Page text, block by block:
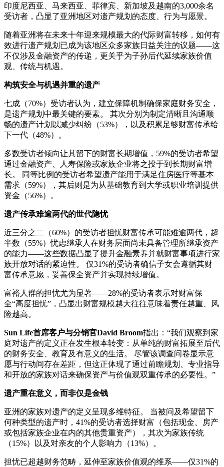
印度尼西亚、马来西亚、菲律宾、新加坡及越南的3,000余名
受访者，凸显了亚洲地区对遗产规划的态度、行为与愿景。
随着亚洲将在未来十年迎来规模最大的代际财富转移，如何有
效进行遗产规划已成为该地区众多家族日益关注的议题——这
不仅涉及金融资产的传递，更关乎为子孙后代延续家族价值
观、传统与机遇。
构筑安全与机遇并重的遗产
七成（70%）受访者认为，建立保障机制确保家庭财务安全，
是遗产规划中最关键的要素。 其次分别为制定清晰且沟通顺
畅的遗产计划以减少纠纷（53%），以及积累足够财富传承给
下一代（48%）。
多数受访者倾向让其留下的财富长期增值，59%的受访者希望
通过金融资产、人寿保险或家族企业将之投于到长期财富增
长。 同等比例的受访者希望遗产能用于满足住房医疗等基本
需求（59%），其后则是为从基础教育到大学或职业培训提供
资金（56%）。
遗产传承难逾两代的世代隐忧
近三分之二（60%）的受访者担忧财富传承可能难逾两代，超
半数（55%）忧虑继承人在财务层面尚未具备管理所继承资产
的能力——这些数据凸显了提升金融素养并就财富事项进行家
族开放对话的紧迫性。 仅31%的受访者确信子女会遵循其财
富传承意愿，妥善保全资产并实现持续增值。
富裕人群的担忧尤为显著——28%的受访者表示对财富保
全“高度担忧”，凸显出财富规模越大往往意味着责任越重、风
险越高。
Sun Life首席客户与分销官David Broom指出：“我们观察到家
庭对遗产的定义正在发生根本转变：从单纯的财富拓展至后代
的财务安全、教育及有意义的生活。 尽管该调查问卷显示意
愿与行动间存在差距，但这正体现了通过前瞻规划、专业指导
和开放的家族对话来确保资产与价值观双重传承的必要性。”
遗产重在意义，而非仅是金钱
亚洲的家族对遗产的定义呈现多维特征。 当被问及希望留下
何种类型的遗产时，41%的受访者选择财富（包括现金、房产
或包括家族企业在内的其他贵重资产），其次为家族传统
（15%）以及对亲友的个人影响力（13%）。
担忧已超越财务范畴，延伸至家族价值观的维系——仅31%的